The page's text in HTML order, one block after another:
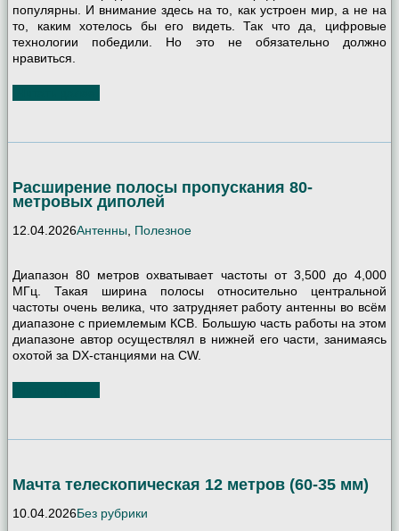
популярны. И внимание здесь на то, как устроен мир, а не на
то, каким хотелось бы его видеть. Так что да, цифровые
технологии победили. Но это не обязательно должно
нравиться.
Расширение полосы пропускания 80-
метровых диполей
12.04.2026Антенны Полезное
Диапазон 80 метров охватывает частоты от 3,500 до 4,000
МГц. Такая ширина полосы относительно центральной
частоты очень велика, что затрудняет работу антенны во всём
диапазоне с приемлемым КСВ. Большую часть работы на этом
диапазоне автор осуществлял в нижней его части, занимаясь
охотой за DX-станциями на CW.
Мачта телескопическая 12 метров (60-35 мм)
10.04.2026Без рубрики